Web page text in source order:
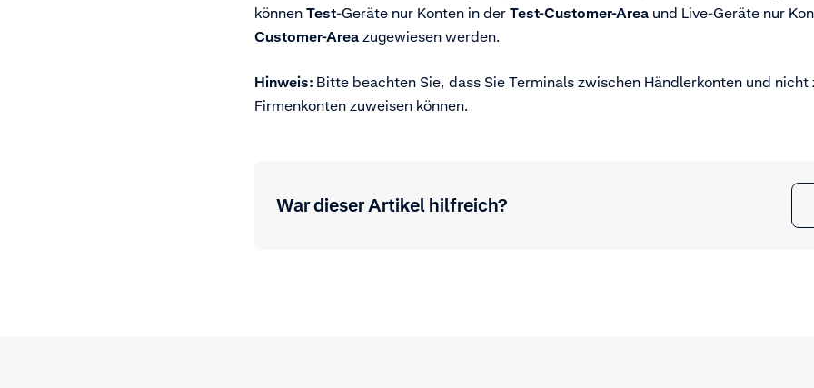
können Test-Geräte nur Konten in der Test-Customer-Area und Live-Geräte nur
Customer-Area zugewiesen werden.
Hinweis: Bitte beachten Sie, dass Sie Terminals zwischen Händlerkonten und nicht
Firmenkonten zuweisen können.
War dieser Artikel hilfreich?